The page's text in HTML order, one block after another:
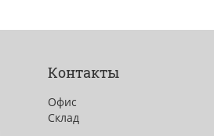
Контакты
Офис
Склад